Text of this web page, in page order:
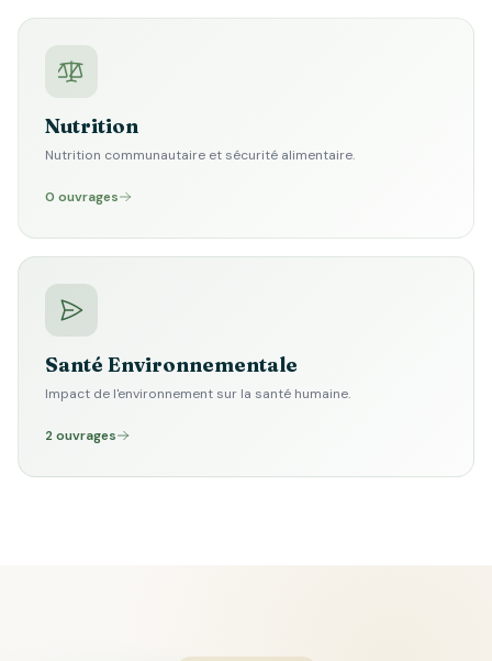
Nutrition
Nutrition communautaire et sécurité alimentaire.
0 ouvrages
Santé Environnementale
Impact de l'environnement sur la santé humaine.
2 ouvrages